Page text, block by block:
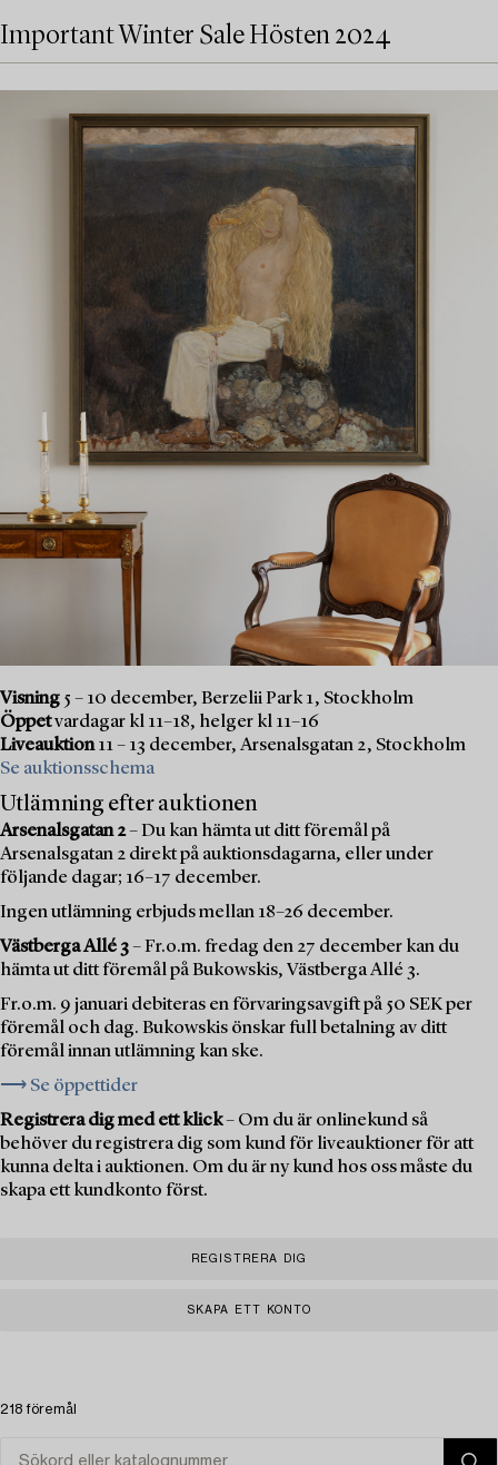
Important Winter Sale Hösten 2024
Visning 5 – 10 december, Berzelii Park 1, Stockholm
Öppetvardagar kl 11–18, helger kl 11–16
Liveauktion11 – 13 december, Arsenalsgatan 2, Stockholm
Se auktionsschema
Utlämning efter auktionen
Arsenalsgatan 2– Du kan hämta ut ditt föremål på
Arsenalsgatan 2 direkt på auktionsdagarna, eller under
följande dagar; 16–17 december.
Ingen utlämning erbjuds mellan 18–26 december.
Västberga Allé 3– Fr.o.m. fredag den 27 december kan du
hämta ut ditt föremål på Bukowskis, Västberga Allé 3.
Fr.o.m. 9 januari debiteras en förvaringsavgift på 50 SEK per
föremål och dag. Bukowskis önskar full betalning av ditt
föremål innan utlämning kan ske.
⟶ Se öppettider
Registrera dig med ett klick– Om du är onlinekund så
behöver du registrera dig som kund för liveauktioner för att
kunna delta i auktionen. Om du är ny kund hos oss måste du
skapa ett kundkonto först.
REGISTRERA DIG
SKAPA ETT KONTO
218 föremål